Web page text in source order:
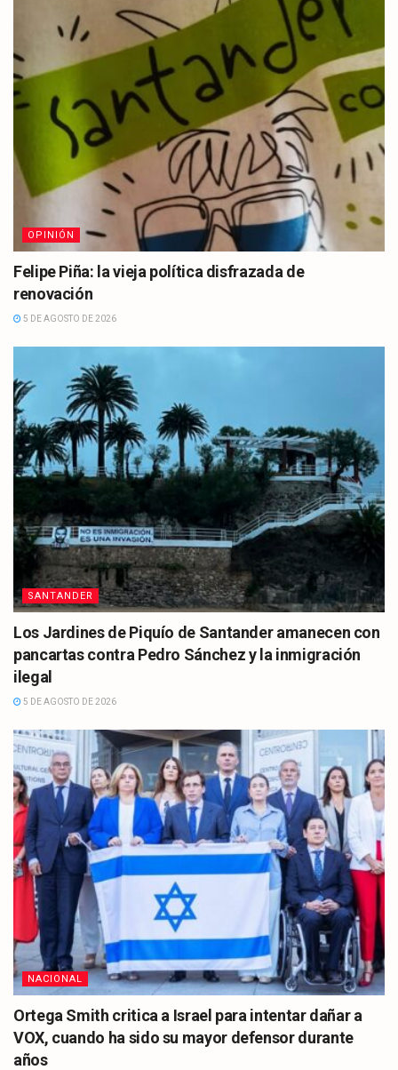
OPINIÓN
Felipe Piña: la vieja política disfrazada de
renovación
5 DE AGOSTO DE 2026
SANTANDER
Los Jardines de Piquío de Santander amanecen con
pancartas contra Pedro Sánchez y la inmigración
ilegal
5 DE AGOSTO DE 2026
NACIONAL
Ortega Smith critica a Israel para intentar dañar a
VOX, cuando ha sido su mayor defensor durante
años